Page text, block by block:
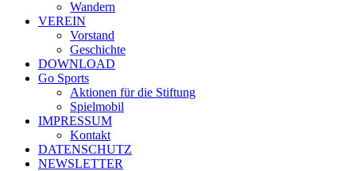
Wandern
VEREIN
Vorstand
Geschichte
DOWNLOAD
Go Sports
Aktionen für die Stiftung
Spielmobil
IMPRESSUM
Kontakt
DATENSCHUTZ
NEWSLETTER